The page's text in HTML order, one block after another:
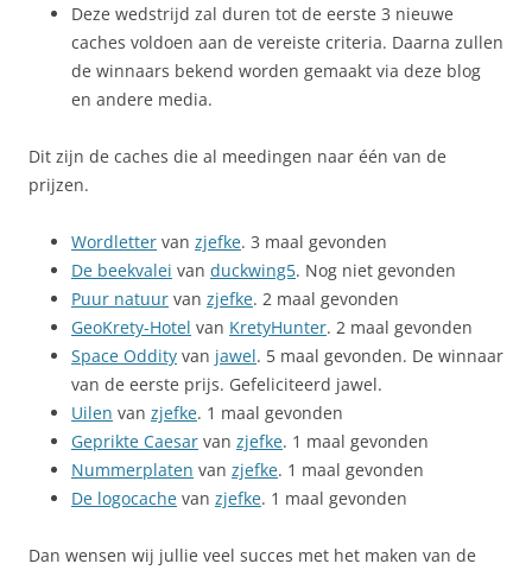
Deze wedstrijd zal duren tot de eerste 3 nieuwe
caches voldoen aan de vereiste criteria. Daarna zullen
de winnaars bekend worden gemaakt via deze blog
en andere media.
Dit zijn de caches die al meedingen naar één van de
prijzen.
Wordletter van zjefke. 3 maal gevonden
De beekvalei van duckwing5. Nog niet gevonden
Puur natuur van zjefke. 2 maal gevonden
GeoKrety-Hotel van KretyHunter. 2 maal gevonden
Space Oddity van jawel. 5 maal gevonden. De winnaar
van de eerste prijs. Gefeliciteerd jawel.
Uilen van zjefke. 1 maal gevonden
Geprikte Caesar van zjefke. 1 maal gevonden
Nummerplaten van zjefke. 1 maal gevonden
De logocache van zjefke. 1 maal gevonden
Dan wensen wij jullie veel succes met het maken van de